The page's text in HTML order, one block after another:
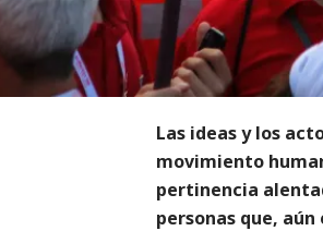
Las ideas y los
movimiento
pertinencia
personas que,